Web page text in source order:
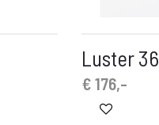
Luster 36
€176,-